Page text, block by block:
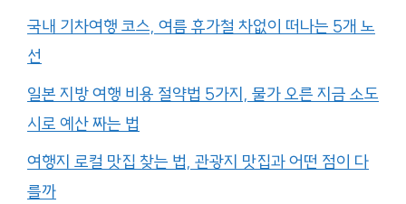
국내 기차여행 코스, 여름 휴가철 차없이 떠나는 5개 노
선
일본 지방 여행 비용 절약법 5가지, 물가 오른 지금 소도
시로 예산 짜는 법
여행지 로컬 맛집 찾는 법, 관광지 맛집과 어떤 점이 다
를까